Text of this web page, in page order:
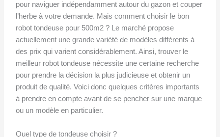
pour naviguer indépendamment autour du gazon et couper
l’herbe à votre demande. Mais comment choisir le bon
robot tondeuse pour 500m2 ? Le marché propose
actuellement une grande variété de modèles différents à
des prix qui varient considérablement. Ainsi, trouver le
meilleur robot tondeuse nécessite une certaine recherche
pour prendre la décision la plus judicieuse et obtenir un
produit de qualité. Voici donc quelques critères importants
à prendre en compte avant de se pencher sur une marque
ou un modèle en particulier.
Quel type de tondeuse choisir ?